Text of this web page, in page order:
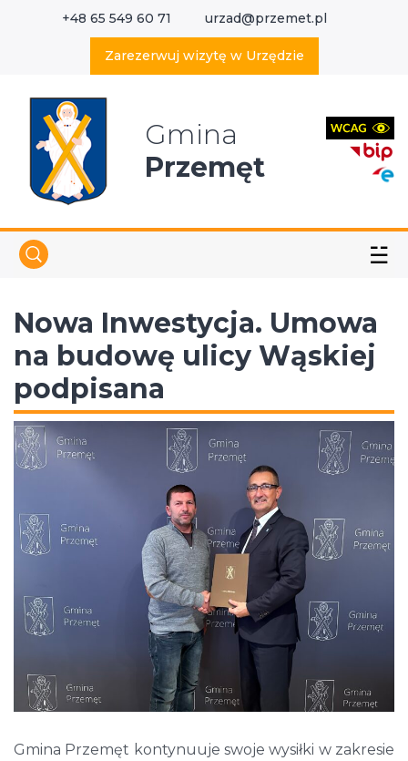
+48 65 549 60 71 urzad@przemet.pl
Zarezerwuj wizytę w Urzędzie
Gmina
Przemęt
☱
Nowa Inwestycja. Umowa
na budowę ulicy Wąskiej
podpisana
Gmina Przemęt kontynuuje swoje wysiłki w zakresie
Wyszukaj w serwisie